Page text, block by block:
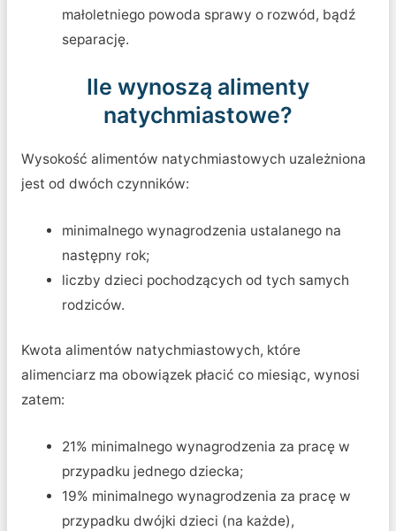
małoletniego powoda sprawy o rozwód, bądź
separację.
Ile wynoszą alimenty
natychmiastowe?
Wysokość alimentów natychmiastowych uzależniona
jest od dwóch czynników:
minimalnego wynagrodzenia ustalanego na
następny rok;
liczby dzieci pochodzących od tych samych
rodziców.
Kwota alimentów natychmiastowych, które
alimenciarz ma obowiązek płacić co miesiąc, wynosi
zatem:
21% minimalnego wynagrodzenia za pracę w
przypadku jednego dziecka;
19% minimalnego wynagrodzenia za pracę w
przypadku dwójki dzieci (na każde),